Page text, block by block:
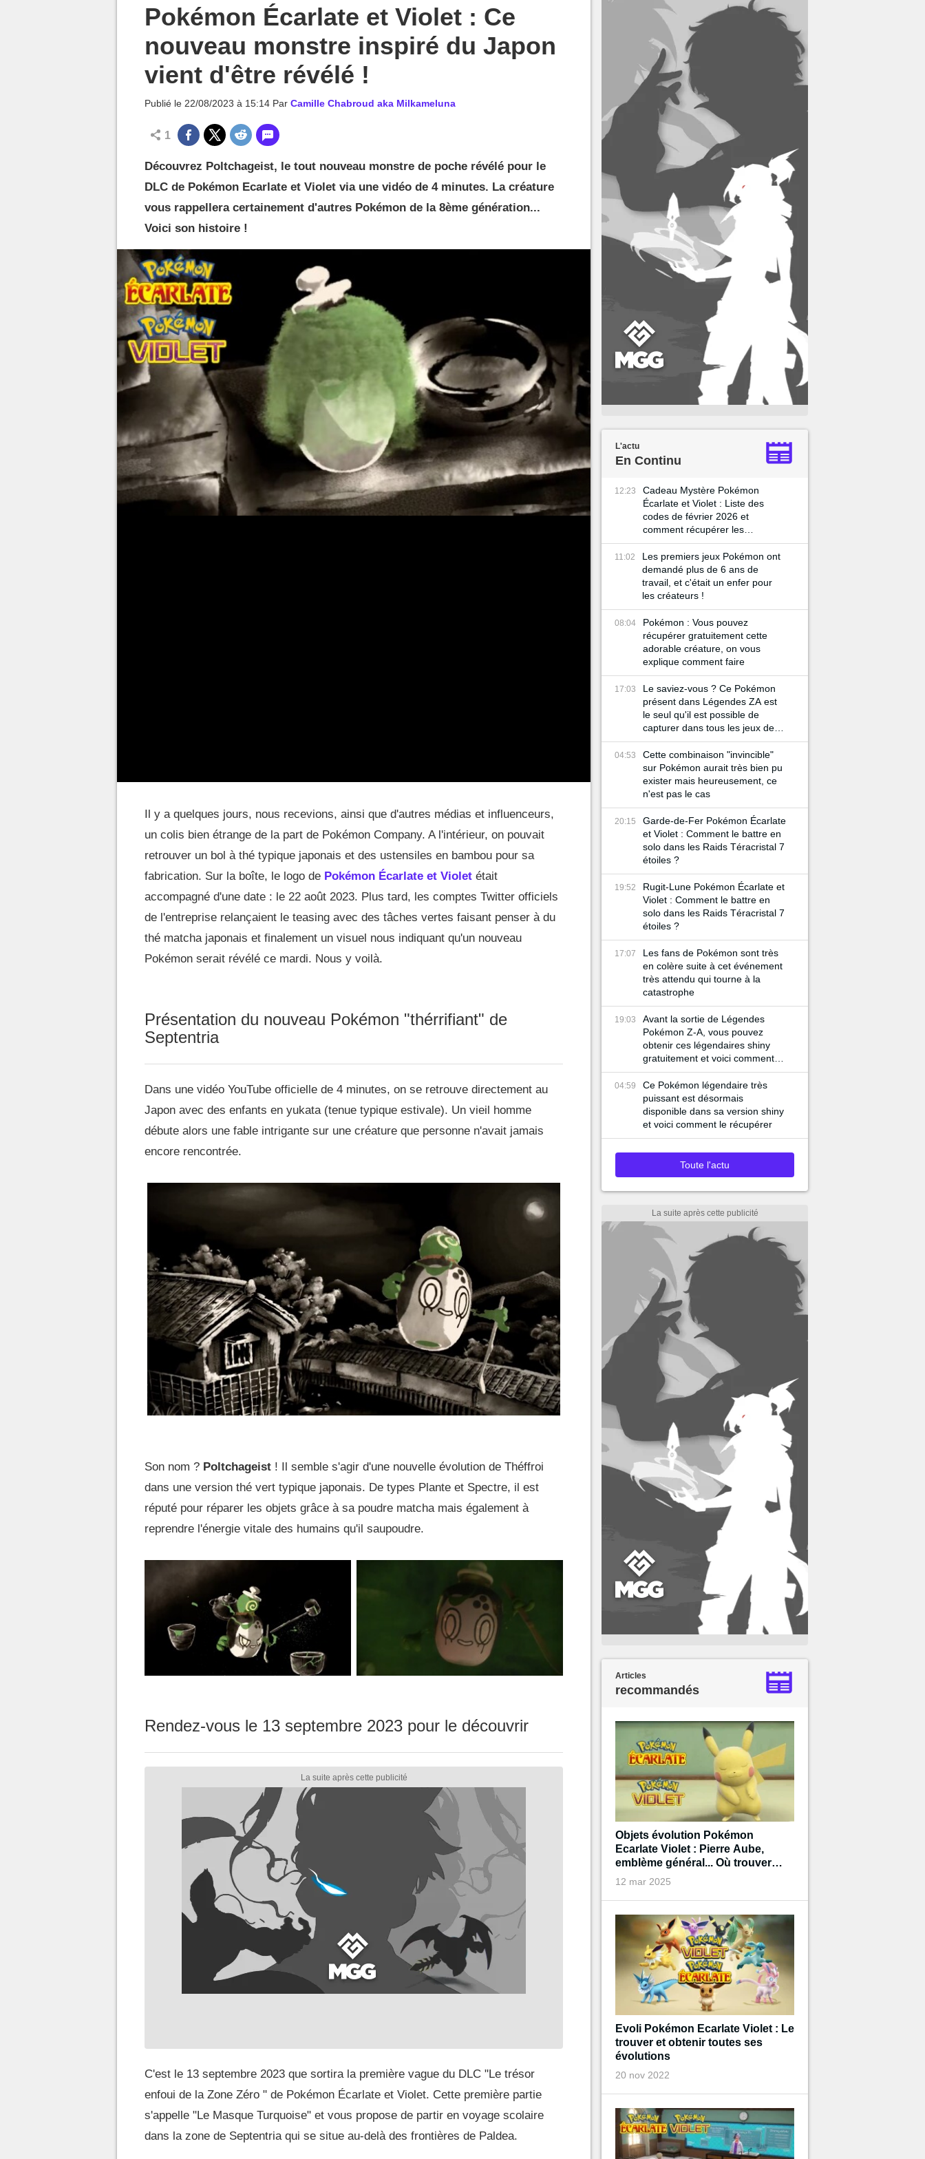
Pokémon Écarlate et Violet : Ce
nouveau monstre inspiré du Japon
vient d'être révélé !
Publié le 22/08/2023 à 15:14 Par Camille Chabroud aka Milkameluna
1
Découvrez Poltchageist, le tout nouveau monstre de poche révélé pour le
DLC de Pokémon Ecarlate et Violet via une vidéo de 4 minutes. La créature
vous rappellera certainement d'autres Pokémon de la 8ème génération...
Voici son histoire !
Il y a quelques jours, nous recevions, ainsi que d'autres médias et influenceurs,
un colis bien étrange de la part de Pokémon Company. A l'intérieur, on pouvait
retrouver un bol à thé typique japonais et des ustensiles en bambou pour sa
fabrication. Sur la boîte, le logo de Pokémon Écarlate et Violet était
accompagné d'une date : le 22 août 2023. Plus tard, les comptes Twitter officiels
de l'entreprise relançaient le teasing avec des tâches vertes faisant penser à du
thé matcha japonais et finalement un visuel nous indiquant qu'un nouveau
Pokémon serait révélé ce mardi. Nous y voilà.
Présentation du nouveau Pokémon "thérrifiant" de
Septentria
Dans une vidéo YouTube officielle de 4 minutes, on se retrouve directement au
Japon avec des enfants en yukata (tenue typique estivale). Un vieil homme
débute alors une fable intrigante sur une créature que personne n'avait jamais
encore rencontrée.
Son nom ? Poltchageist ! Il semble s'agir d'une nouvelle évolution de Théffroi
dans une version thé vert typique japonais. De types Plante et Spectre, il est
réputé pour réparer les objets grâce à sa poudre matcha mais également à
reprendre l'énergie vitale des humains qu'il saupoudre.
Rendez-vous le 13 septembre 2023 pour le découvrir
C'est le 13 septembre 2023 que sortira la première vague du DLC "Le trésor
enfoui de la Zone Zéro " de Pokémon Écarlate et Violet. Cette première partie
s'appelle "Le Masque Turquoise" et vous propose de partir en voyage scolaire
dans la zone de Septentria qui se situe au-delà des frontières de Paldea.
L'actu
En Continu
12:23
Cadeau Mystère Pokémon
Écarlate et Violet : Liste des
codes de février 2026 et
comment récupérer les
récompenses ?
11:02
Les premiers jeux Pokémon ont
demandé plus de 6 ans de
travail, et c'était un enfer pour
les créateurs !
08:04
Pokémon : Vous pouvez
récupérer gratuitement cette
adorable créature, on vous
explique comment faire
17:03
Le saviez-vous ? Ce Pokémon
présent dans Légendes ZA est
le seul qu'il est possible de
capturer dans tous les jeux de la
licence !
04:53
Cette combinaison "invincible"
sur Pokémon aurait très bien pu
exister mais heureusement, ce
n'est pas le cas
20:15
Garde-de-Fer Pokémon Écarlate
et Violet : Comment le battre en
solo dans les Raids Téracristal 7
étoiles ?
19:52
Rugit-Lune Pokémon Écarlate et
Violet : Comment le battre en
solo dans les Raids Téracristal 7
étoiles ?
17:07
Les fans de Pokémon sont très
en colère suite à cet événement
très attendu qui tourne à la
catastrophe
19:03
Avant la sortie de Légendes
Pokémon Z-A, vous pouvez
obtenir ces légendaires shiny
gratuitement et voici comment
faire
04:59
Ce Pokémon légendaire très
puissant est désormais
disponible dans sa version shiny
et voici comment le récupérer
Toute l'actu
Articles
recommandés
Objets évolution Pokémon
Ecarlate Violet : Pierre Aube,
emblème général... Où trouver
tous les objets pour faire évoluer
12 mar 2025
Evoli Pokémon Ecarlate Violet : Le
trouver et obtenir toutes ses
évolutions
20 nov 2022